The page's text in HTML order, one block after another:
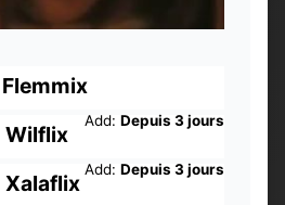
Flemmix
Add: Depuis 3 jours
Wilflix
Add: Depuis 3 jours
Xalaflix